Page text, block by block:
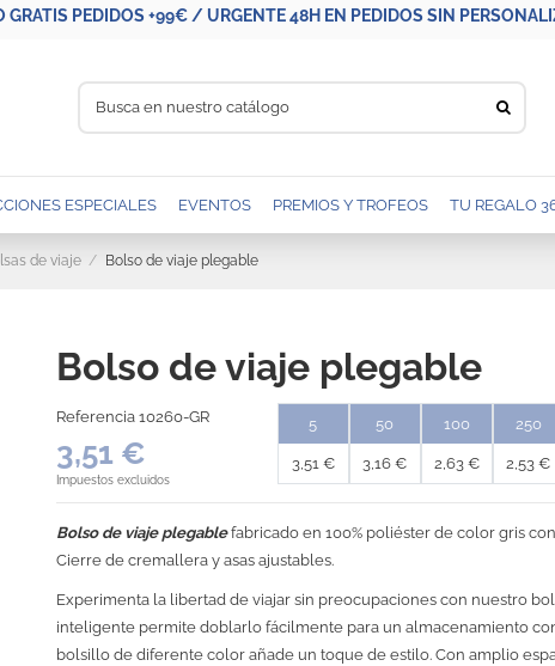
GRATIS PEDIDOS +99€ / URGENTE 48H EN PEDIDOS SIN
ESPECIALES EVENTOS PREMIOS Y TROFEOS TU REGALO
de viaje Bolso de viaje plegable
Bolso de viaje plegable
Referencia 10260-GR
3,51 €
Impuestos excluidos
5
3,51 €
50
3,16 €
100
2,63 €
250
2,53 €
Bolso de viaje plegablefabricado en 100% poliéster de color gris
Cierre de cremallera y asas ajustables.
Experimenta la libertad de viajar sin preocupaciones con nuestro
inteligente permite doblarlo fácilmente para un almacenamiento
bolsillo de diferente color añade un toque de estilo. Con amplio